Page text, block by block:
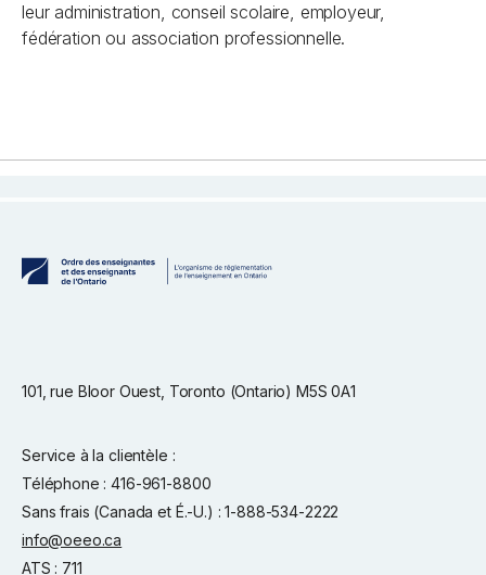
leur administration, conseil scolaire, employeur,
fédération ou association professionnelle.
101, rue Bloor Ouest, Toronto (Ontario) M5S 0A1
Service à la clientèle :
Téléphone : 416-961-8800
Sans frais (Canada et É.-U.) : 1-888-534-2222
info@oeeo.ca
ATS : 711